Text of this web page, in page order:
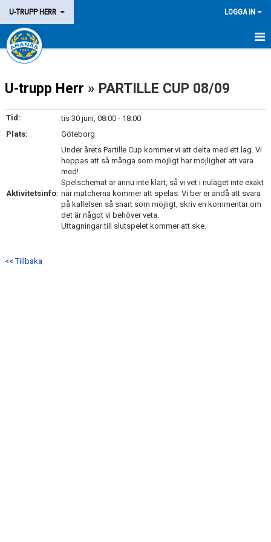
U-TRUPP HERR LOGGA IN
HEM
TRUPPEN
KALENDER
MATCHER
U-trupp Herr » PARTILLE CUP 08/09
Tid:
tis 30 juni, 08:00 - 18:00
Plats:
Göteborg
Aktivitetsinfo:
Under årets Partille Cup kommer vi att delta med ett lag. Vi
hoppas att så många som möjligt har möjlighet att vara
med!
Spelschemat är ännu inte klart, så vi vet i nuläget inte exakt
när matcherna kommer att spelas. Vi ber er ändå att svara
på kallelsen så snart som möjligt, skriv en kommentar om
det är något vi behöver veta.
Uttagningar till slutspelet kommer att ske.
<< Tillbaka